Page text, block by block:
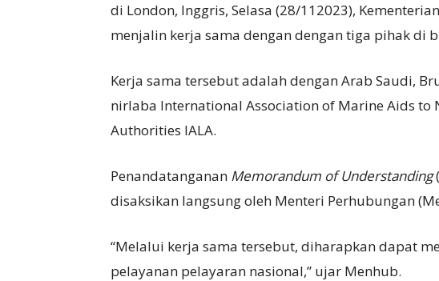
di London, Inggris, Selasa (28/112023),
menjalin kerja sama dengan dengan tiga pihak di
Kerja sama tersebut adalah dengan Arab Saudi,
nirlaba International Association of Marine Aids to
Authorities IALA.
Penandatanganan Memorandum of Understanding
disaksikan langsung oleh Menteri Perhubungan
“Melalui kerja sama tersebut, diharapkan dapat
pelayanan pelayaran nasional,” ujar Menhub.